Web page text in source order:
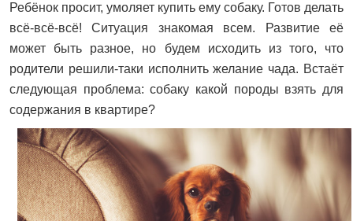
Ребёнок просит, умоляет купить ему собаку. Готов делать
всё-всё-всё! Ситуация знакомая всем. Развитие её
может быть разное, но будем исходить из того, что
родители решили-таки исполнить желание чада. Встаёт
следующая проблема: собаку какой породы взять для
содержания в квартире?